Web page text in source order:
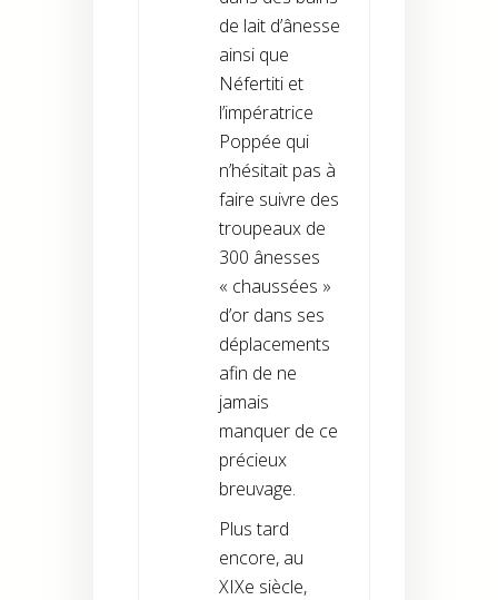
de lait d’ânesse
ainsi que
Néfertiti et
l’impératrice
Poppée qui
n’hésitait pas à
faire suivre des
troupeaux de
300 ânesses
« chaussées »
d’or dans ses
déplacements
afin de ne
jamais
manquer de ce
précieux
breuvage.
Plus tard
encore, au
XIXe siècle,